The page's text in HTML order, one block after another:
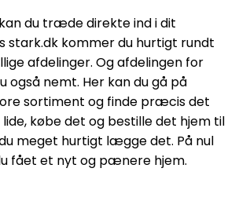
du træde direkte ind i dit
stark.dk kommer du hurtigt rundt
afdelinger. Og afdelingen for
også nemt. Her kan du gå på
sortiment og finde præcis det
købe det og bestille det hjem til
meget hurtigt lægge det. På nul
fået et nyt og pænere hjem.